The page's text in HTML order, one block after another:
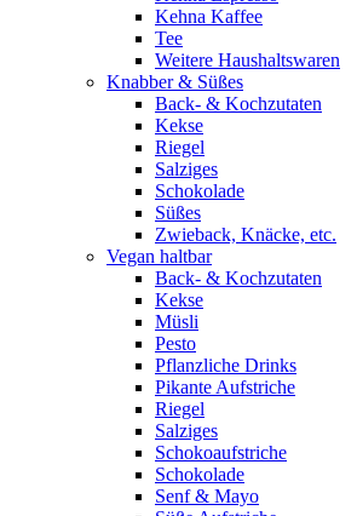
Kehna Kaffee
Tee
Weitere Haushaltswaren
Knabber & Süßes
Back- & Kochzutaten
Kekse
Riegel
Salziges
Schokolade
Süßes
Zwieback, Knäcke, etc.
Vegan haltbar
Back- & Kochzutaten
Kekse
Müsli
Pesto
Pflanzliche Drinks
Pikante Aufstriche
Riegel
Salziges
Schokoaufstriche
Schokolade
Senf & Mayo